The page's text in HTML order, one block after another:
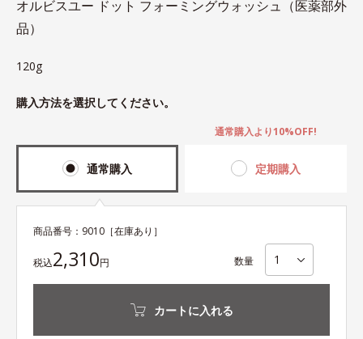
オルビスユー ドット フォーミングウォッシュ（医薬部外
品）
120g
購入方法を選択してください。
通常購入 定期購入
通常購入より10%OFF!
商品番号： 9010 ［在庫あり］
税込2,310円 数量
カートに入れる